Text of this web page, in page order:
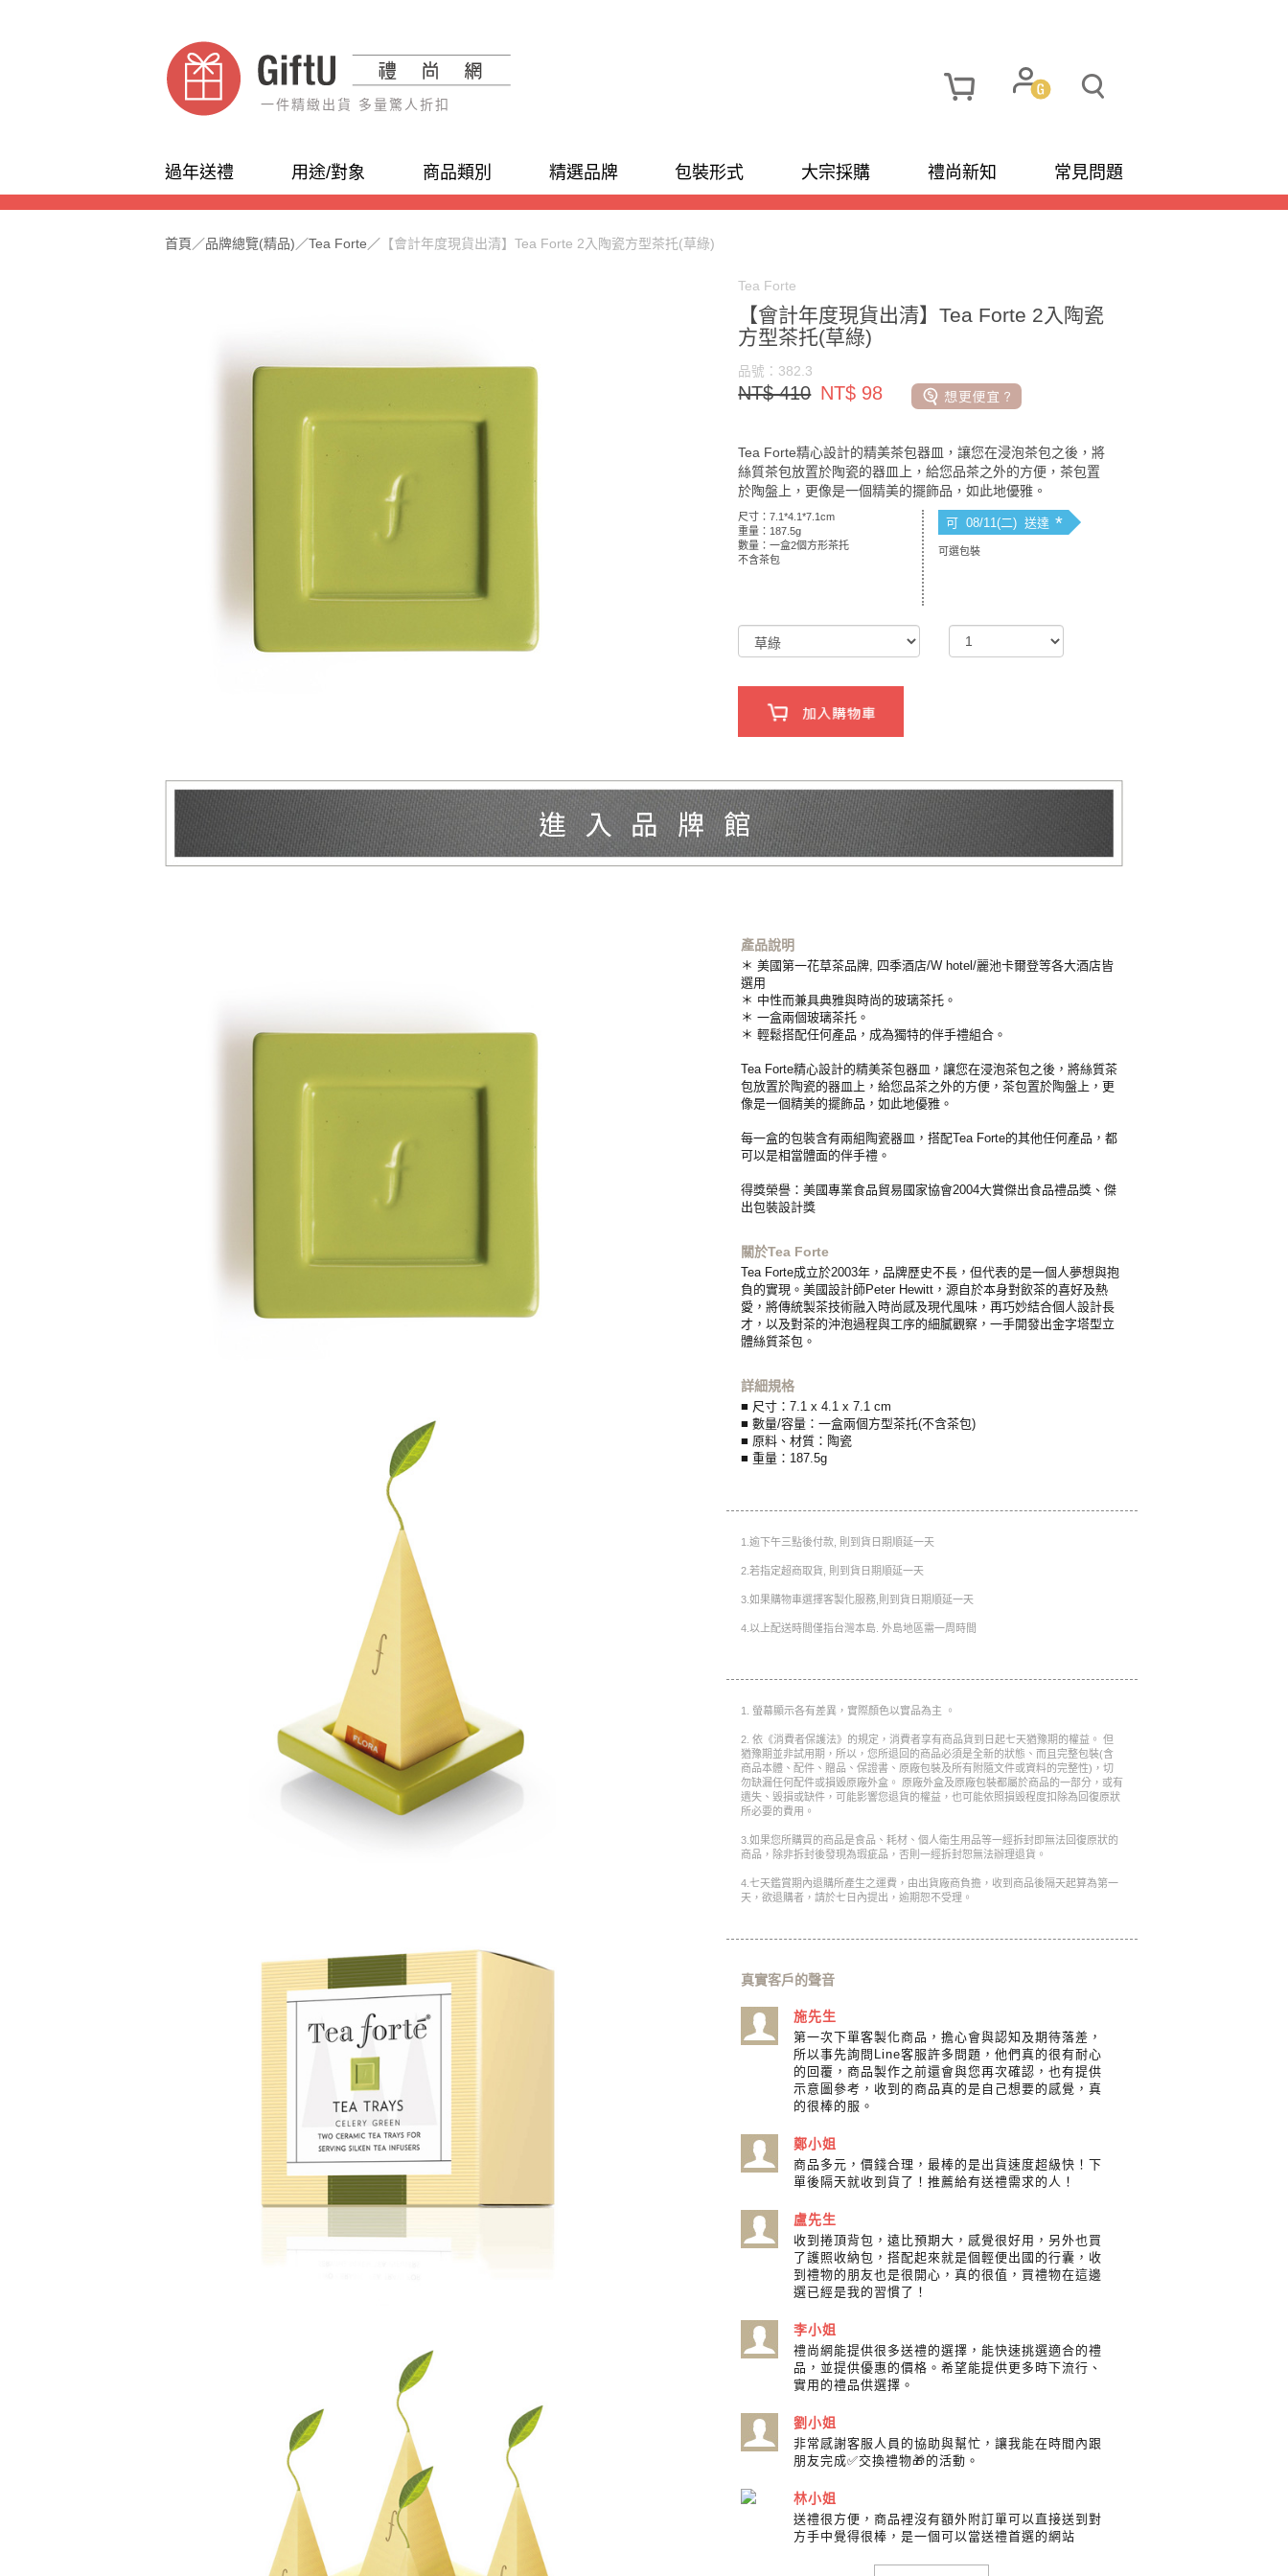
一件精緻出貨 多量驚人折扣
過年送禮 用途/對象 商品類別 精選品牌 包裝形式 大宗採購 禮尚新知 常見問題
首頁 ／品牌總覽(精品) ／Tea Forte ／ 【會計年度現貨出清】Tea Forte 2入陶瓷方型茶托(草綠)
Tea Forte
【會計年度現貨出清】Tea Forte 2入陶瓷
方型茶托(草綠)
品號：382.3
NT$ 410 NT$ 98
Tea Forte精心設計的精美茶包器皿，讓您在浸泡茶包之後，將
絲質茶包放置於陶瓷的器皿上，給您品茶之外的方便，茶包置
於陶盤上，更像是一個精美的擺飾品，如此地優雅。
尺寸：7.1*4.1*7.1cm
重量：187.5g
數量：一盒2個方形茶托
不含茶包
可 08/11(二) 送達*
可選包裝
產品說明
＊ 美國第一花草茶品牌, 四季酒店/W hotel/麗池卡爾登等各大酒店皆
選用
＊ 中性而兼具典雅與時尚的玻璃茶托。
＊ 一盒兩個玻璃茶托。
＊ 輕鬆搭配任何產品，成為獨特的伴手禮組合。
Tea Forte精心設計的精美茶包器皿，讓您在浸泡茶包之後，將絲質茶
包放置於陶瓷的器皿上，給您品茶之外的方便，茶包置於陶盤上，更
像是一個精美的擺飾品，如此地優雅。
每一盒的包裝含有兩組陶瓷器皿，搭配Tea Forte的其他任何產品，都
可以是相當體面的伴手禮。
得獎榮譽：美國專業食品貿易國家協會2004大賞傑出食品禮品獎、傑
出包裝設計獎
關於Tea Forte
Tea Forte成立於2003年，品牌歷史不長，但代表的是一個人夢想與抱
負的實現。美國設計師Peter Hewitt，源自於本身對飲茶的喜好及熱
愛，將傳統製茶技術融入時尚感及現代風味，再巧妙結合個人設計長
才，以及對茶的沖泡過程與工序的細膩觀察，一手開發出金字塔型立
體絲質茶包。
詳細規格
■ 尺寸：7.1 x 4.1 x 7.1 cm
■ 數量/容量：一盒兩個方型茶托(不含茶包)
■ 原料、材質：陶瓷
■ 重量：187.5g
1.逾下午三點後付款, 則到貨日期順延一天
2.若指定超商取貨, 則到貨日期順延一天
3.如果購物車選擇客製化服務,則到貨日期順延一天
4.以上配送時間僅指台灣本島. 外島地區需一周時間
1. 螢幕顯示各有差異，實際顏色以實品為主 。
2. 依《消費者保護法》的規定，消費者享有商品貨到日起七天猶豫期的權益。 但
猶豫期並非試用期，所以，您所退回的商品必須是全新的狀態、而且完整包裝(含
商品本體、配件、贈品、保證書、原廠包裝及所有附隨文件或資料的完整性)，切
勿缺漏任何配件或損毀原廠外盒。 原廠外盒及原廠包裝都屬於商品的一部分，或有
遺失、毀損或缺件，可能影響您退貨的權益，也可能依照損毀程度扣除為回復原狀
所必要的費用。
3.如果您所購買的商品是食品、耗材、個人衛生用品等一經拆封即無法回復原狀的
商品，除非拆封後發現為瑕疵品，否則一經拆封恕無法辦理退貨。
4.七天鑑賞期內退購所產生之運費，由出貨廠商負擔，收到商品後隔天起算為第一
天，欲退購者，請於七日內提出，逾期恕不受理。
真實客戶的聲音
施先生
第一次下單客製化商品，擔心會與認知及期待落差，
所以事先詢問Line客服許多問題，他們真的很有耐心
的回覆，商品製作之前還會與您再次確認，也有提供
示意圖參考，收到的商品真的是自己想要的感覺，真
的很棒的服。
鄭小姐
商品多元，價錢合理，最棒的是出貨速度超級快！下
單後隔天就收到貨了！推薦給有送禮需求的人！
盧先生
收到捲頂背包，遠比預期大，感覺很好用，另外也買
了護照收納包，搭配起來就是個輕便出國的行囊，收
到禮物的朋友也是很開心，真的很值，買禮物在這邊
選已經是我的習慣了！
李小姐
禮尚網能提供很多送禮的選擇，能快速挑選適合的禮
品，並提供優惠的價格。希望能提供更多時下流行、
實用的禮品供選擇。
劉小姐
非常感謝客服人員的協助與幫忙，讓我能在時間內跟
朋友完成✅交換禮物🎁的活動。
林小姐
送禮很方便，商品裡沒有額外附訂單可以直接送到對
方手中覺得很棒，是一個可以當送禮首選的網站